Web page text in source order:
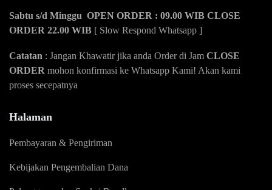
Sabtu s/d Minggu OPEN ORDER : 09.00 WIB CLOSE
ORDER 22.00 WIB [ Slow Respond Whatsapp ]
Catatan : Jangan Khawatir jika anda Order di Jam CLOSE
ORDER mohon konfirmasi ke Whatsapp Kami! Akan kami
proses secepatnya
Halaman
Pembayaran & Pengiriman
Kebijakan Pengembalian Dana